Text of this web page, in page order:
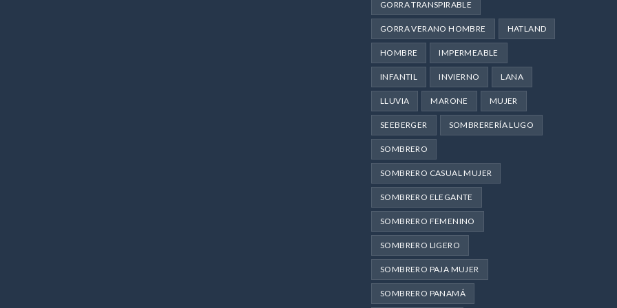
GORRA TRANSPIRABLE
GORRA VERANO HOMBRE HATLAND
HOMBRE IMPERMEABLE
INFANTIL INVIERNO LANA
LLUVIA MARONE MUJER
SEEBERGER SOMBRERERÍA LUGO
SOMBRERO
SOMBRERO CASUAL MUJER
SOMBRERO ELEGANTE
SOMBRERO FEMENINO
SOMBRERO LIGERO
SOMBRERO PAJA MUJER
SOMBRERO PANAMÁ